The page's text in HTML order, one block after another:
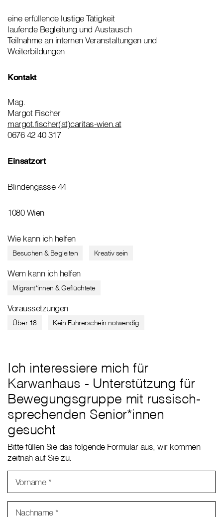
eine erfüllende lustige Tätigkeit
laufende Begleitung und Austausch
Teilnahme an internen Veranstaltungen und
Weiterbildungen
Kontakt
Mag.
Margot Fischer
margot.fischer(at)caritas-wien.at
0676 42 40 317
Einsatzort
Blindengasse 44
1080 Wien
Wie kann ich helfen
Besuchen & Begleiten Kreativ sein
Wem kann ich helfen
Migrant*innen & Geflüchtete
Voraussetzungen
Über 18 Kein Führerschein notwendig
Ich interessiere mich für
Karwanhaus - Unterstützung für
Bewegungsgruppe mit russisch-
sprechenden Senior*innen
gesucht
Bitte füllen Sie das folgende Formular aus, wir kommen
zeitnah auf Sie zu.
Vorname *
Nachname *